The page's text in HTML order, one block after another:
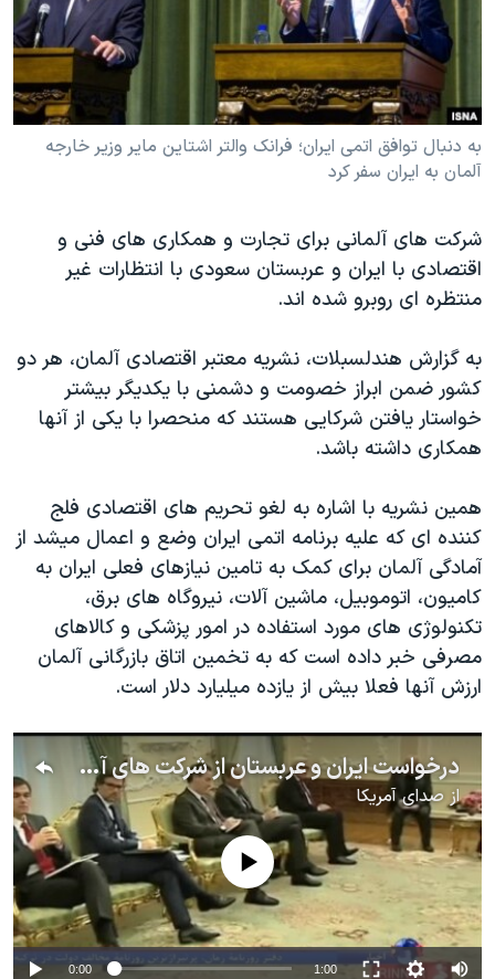
فرهنگ و زندگی
حقوق شهروندی
اقتصادی
علم و فناوری
اسرائیل در جنگ
آرشیو پخش زنده
مستندها
انتخابات ریاست جمهوری آمریکا ۲۰۲۴
حمله جمهوری اسلامی به اسرائیل
رمز مهسا
ورزش زنان در ایران
مجموعه مستندهای دادخواهی
تریبونال مردمی آبان ۹۸
چهل سال گروگان‌گیری
قانون شفافیت دارائی کادر رهبری ایران
اعتراضات مردمی آبان ۹۸
اسرائیل در جنگ
نرگس محمدی برنده جایزه نوبل صلح
همایش محافظه‌کاران آمریکا «سی‌پک»
صفحه‌های ویژه
سفر پرزیدنت ترامپ به چین
دنبال کنید
زبانهای مختلف
به دنبال توافق اتمی ایران؛ فرانک والتر اشتاین مایر وزیر خارجه
آلمان به ایران سفر کرد
شرکت های آلمانی برای تجارت و همکاری های فنی و
اقتصادی با ایران و عربستان سعودی با انتظارات غیر
منتظره ای روبرو شده اند.
به گزارش هندلسبلات، نشریه معتبر اقتصادی آلمان، هر دو
کشور ضمن ابراز خصومت و دشمنی با یکدیگر بیشتر
خواستار یافتن شرکایی هستند که منحصرا با یکی از آنها
همکاری داشته باشد.
همین نشریه با اشاره به لغو تحریم های اقتصادی فلج
کننده ای که علیه برنامه اتمی ایران وضع و اعمال میشد از
آمادگی آلمان برای کمک به تامین نیازهای فعلی ایران به
کامیون، اتوموبیل، ماشین آلات، نیروگاه های برق،
تکنولوژی های مورد استفاده در امور پزشکی و کالاهای
مصرفی خبر داده است که به تخمین اتاق بازرگانی آلمان
ارزش آنها فعلا بیش از یازده میلیارد دلار است.
درخواست ایران و عربستان از شرکت های آلمانی: یکی از ما را انتخاب کنید
از صدای آمریکا
No media source currently available
0:00 1:00